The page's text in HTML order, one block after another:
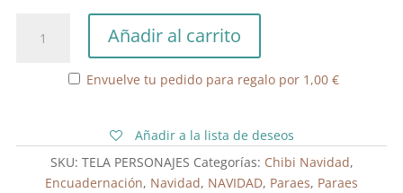
Personajes
Añadir al carrito
Envuelve tu pedido para regalo por 1,00 €
Añadir a la lista de deseos
SKU: TELA PERSONAJES Categorías: Chibi Navidad,
Encuadernación, Navidad, NAVIDAD, Paraes, Paraes